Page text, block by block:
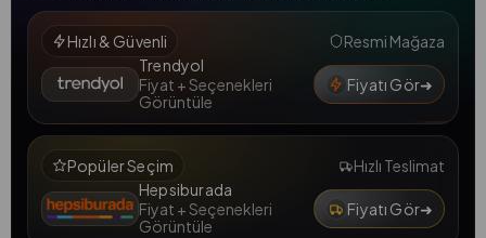
Hızlı & Güvenli
Resmi Mağaza
Trendyol
Fiyat + Seçenekleri
Görüntüle
Fiyatı Gör➜
Popüler Seçim
Hızlı Teslimat
Hepsiburada
Fiyat + Seçenekleri
Görüntüle
Fiyatı Gör➜